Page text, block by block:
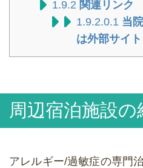
1.9.2 関連リンク
1.9.2.0.1 当
は外部サイ
周辺宿泊施設の
アレルギー/過敏症の専門